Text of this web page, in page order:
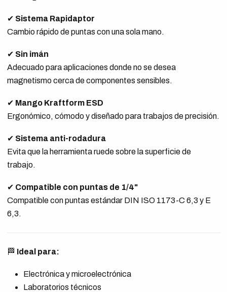
✔ Sistema Rapidaptor
Cambio rápido de puntas con una sola mano.
✔ Sin imán
Adecuado para aplicaciones donde no se desea
magnetismo cerca de componentes sensibles.
✔ Mango Kraftform ESD
Ergonómico, cómodo y diseñado para trabajos de precisión.
✔ Sistema anti-rodadura
Evita que la herramienta ruede sobre la superficie de
trabajo.
✔ Compatible con puntas de 1/4"
Compatible con puntas estándar DIN ISO 1173-C 6,3 y E
6,3.
🏁 Ideal para:
Electrónica y microelectrónica
Laboratorios técnicos